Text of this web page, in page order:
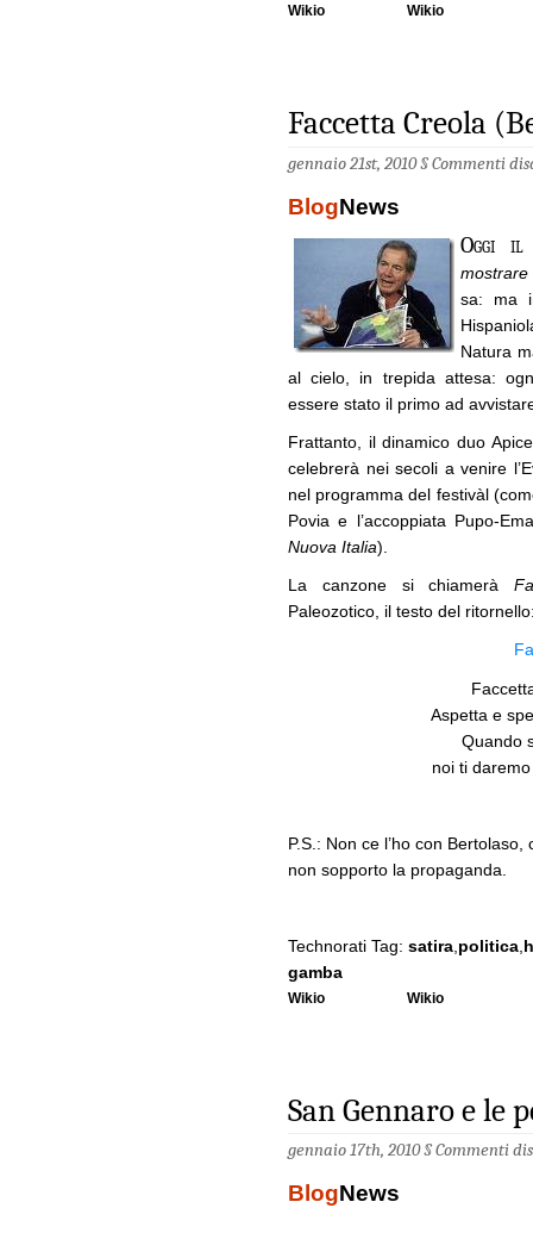
Wikio
Wikio
Faccetta Creola
gennaio 21st, 2010 §Commenti
BlogNews
Oggi il
mostrare
sa: ma
Natura
al cielo, in trepida attesa:
essere stato il primo ad
Frattanto, il dinamico duo
celebrerà nei secoli a venire
nel programma del festivàl
Povia e l’accoppiata Pupo-
Nuova Italia).
La canzone si chiamerà
Paleozotico, il testo del
Aspetta e
Quando
noi ti
P.S.: Non ce l’ho con
non sopporto la propaganda.
Technorati Tag: satira politica
gamba
Wikio Wikio
San Gennaro e le
gennaio 17th, 2010 §Commenti
BlogNews